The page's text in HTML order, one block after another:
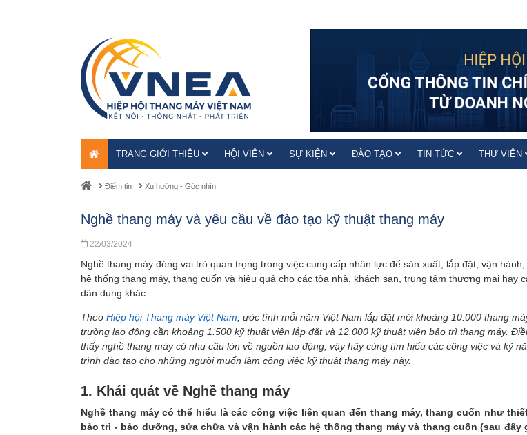
TRANG GIỚI THIỆU HỘI VIÊN SỰ KIỆN ĐÀO TẠO TIN TỨC THƯ VIỆN
Điểm tin Xu hướng - Góc nhìn
Nghề thang máy và yêu cầu về đào tạo kỹ thuật thang máy
22/03/2024
Nghề thang máy đóng vai trò quan trọng trong việc cung cấp nhân lực để sản xuất, lắp đặt, vận
hệ thống thang máy, thang cuốn và hiệu quả cho các tòa nhà, khách sạn, trung tâm thương mại hay
dân dụng khác.
Theo Hiệp hội Thang máy Việt Nam , ước tính mỗi năm Việt Nam lắp đặt mới khoảng 10.000 thang
trường lao động cần khoảng 1.500 kỹ thuật viên lắp đặt và 12.000 kỹ thuật viên bảo trì thang máy.
thấy nghề thang máy có nhu cầu lớn về nguồn lao động, vậy hãy cùng tìm hiểu các công việc và kỹ
trình đào tạo cho những người muốn làm công việc kỹ thuật thang máy này.
1. Khái quát về Nghề thang máy
Nghề thang máy có thể hiểu là các công việc liên quan đến thang máy, thang cuốn như
bảo trì - bảo dưỡng, sửa chữa và vận hành các hệ thống thang máy và thang cuốn (sau đây